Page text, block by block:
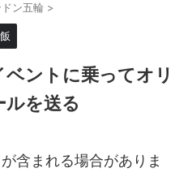
ドン五輪 >
ントに乗ってオリ
ルを送る
含まれる場合がありま